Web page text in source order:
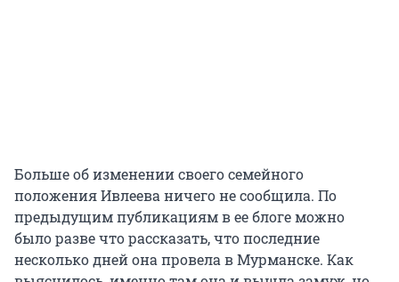
Больше об изменении своего семейного
положения Ивлеева ничего не сообщила. По
предыдущим публикациям в ее блоге можно
было разве что рассказать, что последние
несколько дней она провела в Мурманске. Как